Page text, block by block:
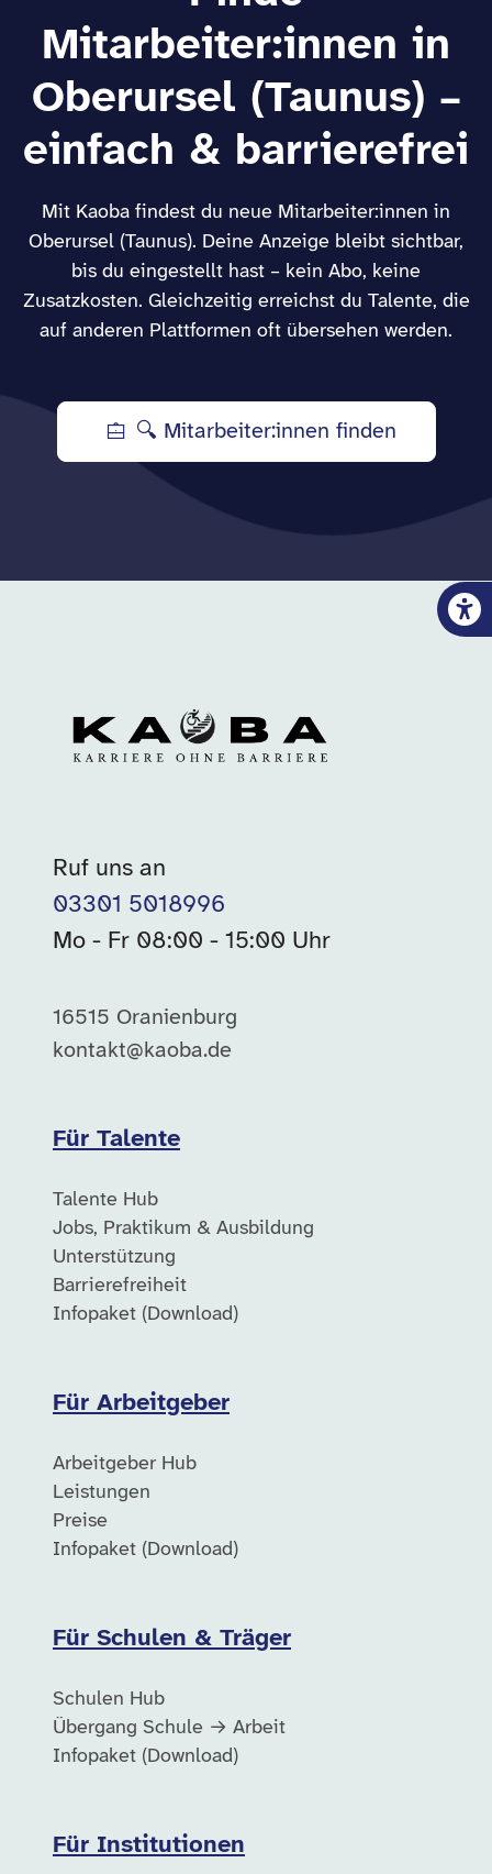
Mitarbeiter:innen in
Oberursel (Taunus) –
einfach & barrierefrei
Mit Kaoba findest du neue Mitarbeiter:innen in
Oberursel (Taunus). Deine Anzeige bleibt sichtbar,
bis du eingestellt hast – kein Abo, keine
Zusatzkosten. Gleichzeitig erreichst du Talente, die
auf anderen Plattformen oft übersehen werden.
🔍 Mitarbeiter:innen finden
Ruf uns an
03301 5018996
Mo - Fr 08:00 - 15:00 Uhr
16515 Oranienburg
kontakt@kaoba.de
Für Talente
Talente Hub
Jobs, Praktikum & Ausbildung
Unterstützung
Barrierefreiheit
Infopaket (Download)
Für Arbeitgeber
Arbeitgeber Hub
Leistungen
Preise
Infopaket (Download)
Für Schulen & Träger
Schulen Hub
Übergang Schule → Arbeit
Infopaket (Download)
Für Institutionen